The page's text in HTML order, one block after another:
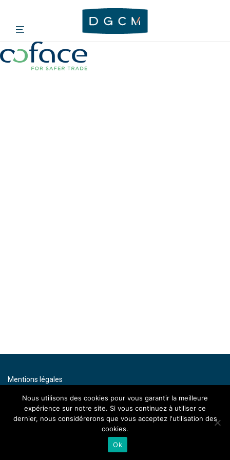
Mentions légales
Contact
By artenium
Nous utilisons des cookies pour vous garantir la meilleure
expérience sur notre site. Si vous continuez à utiliser ce
dernier, nous considérerons que vous acceptez l'utilisation des
cookies.
Ok